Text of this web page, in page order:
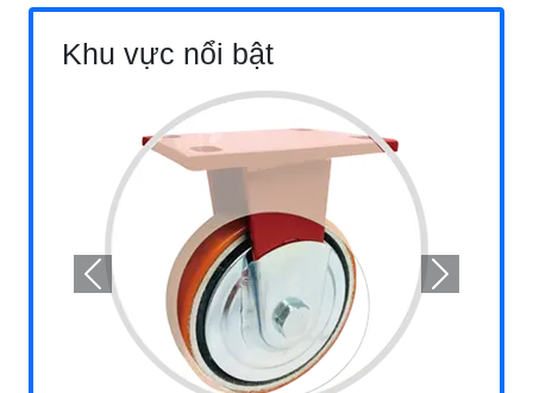
Khu vực nổi bật
Previous Next